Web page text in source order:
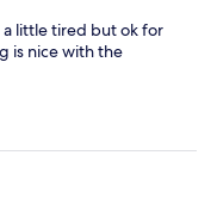
a little tired but ok for
is nice with the